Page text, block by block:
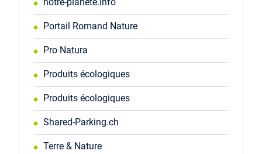
Portail Romand Nature
Pro Natura
Produits écologiques
Produits écologiques
Shared-Parking.ch
Terre & Nature